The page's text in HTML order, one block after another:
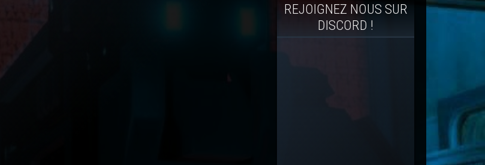
REJOIGNEZ NOUS SUR
DISCORD !